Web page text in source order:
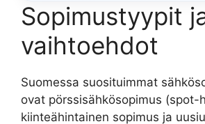
Sopimustyypit
vaihtoehdot
Suomessa suosituimmat
ovat pörssisähkösopimus (spot-
kiinteähintainen sopimus ja